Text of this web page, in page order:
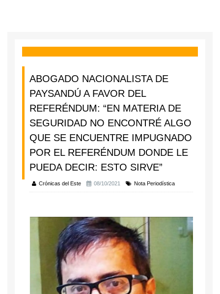
ABOGADO NACIONALISTA DE
PAYSANDÚ A FAVOR DEL
REFERÉNDUM: “EN MATERIA DE
SEGURIDAD NO ENCONTRÉ ALGO
QUE SE ENCUENTRE IMPUGNADO
POR EL REFERÉNDUM DONDE LE
PUEDA DECIR: ESTO SIRVE”
Crónicas del Este 08/10/2021 Nota Periodística